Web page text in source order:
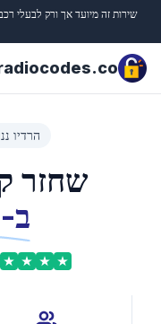
שירות זה מיועד אך ורק לבעלי
הרדיו
שחזר
ב-3 שלבים